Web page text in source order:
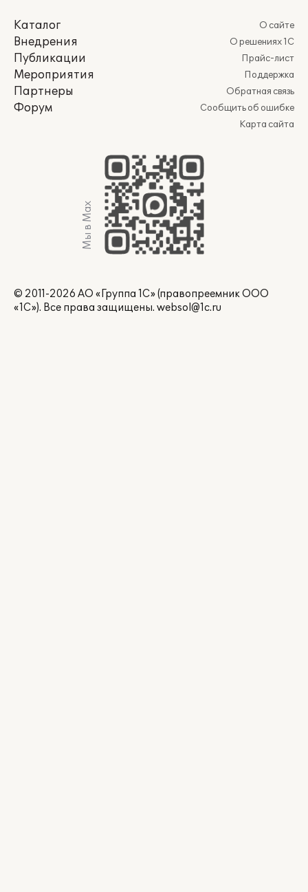
Каталог
Внедрения
Публикации
Мероприятия
Партнеры
Форум
О сайте
О решениях 1С
Прайс-лист
Поддержка
Обратная связь
Сообщить об ошибке
Карта сайта
Мы в Max
© 2011-2026 АО «Группа 1С» (правопреемник ООО
«1С»). Все права защищены. websol@1c.ru